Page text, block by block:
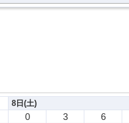
8日(土)
0 3 6